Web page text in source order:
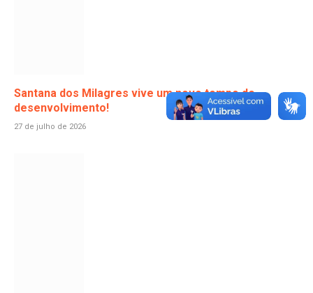
Santana dos Milagres vive um novo tempo de
desenvolvimento!
27 de julho de 2026